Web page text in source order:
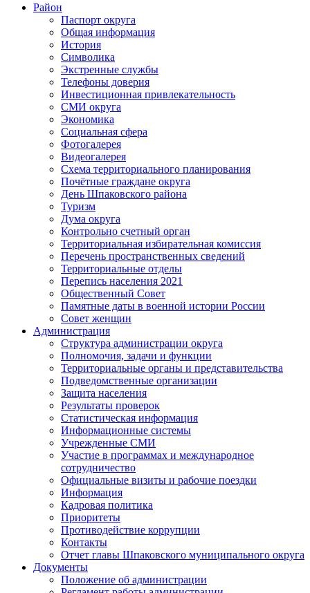
Район
Паспорт округа
Общая информация
История
Символика
Экстренные службы
Телефоны доверия
Инвестиционная привлекательность
СМИ округа
Экономика
Социальная сфера
Фотогалерея
Видеогалерея
Схема территориального планирования
Почётные граждане округа
День Шпаковского района
Туризм
Дума округа
Контрольно счетный орган
Территориальная избирательная комиссия
Перечень пространственных сведений
Территориальные отделы
Перепись населения 2021
Общественный Совет
Памятные даты в военной истории России
Совет женщин
Администрация
Структура администрации округа
Полномочия, задачи и функции
Территориальные органы и представительства
Подведомственные организации
Защита населения
Результаты проверок
Статистическая информация
Информационные системы
Учрежденные СМИ
Участие в программах и международное
сотрудничество
Официальные визиты и рабочие поездки
Информация
Кадровая политика
Приоритеты
Противодействие коррупции
Контакты
Отчет главы Шпаковского муниципального округа
Документы
Положение об администрации